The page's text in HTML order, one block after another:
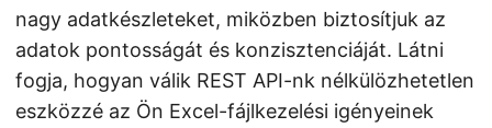
nagy adatkészleteket, miközben biztosítjuk az
adatok pontosságát és konzisztenciáját. Látni
fogja, hogyan válik REST API-nk nélkülözhetetlen
eszközzé az Ön Excel-fájlkezelési igényeinek